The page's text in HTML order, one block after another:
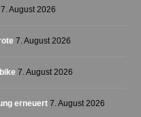
7. August 2026
7. August 2026
7. August 2026
erneuert 7. August 2026